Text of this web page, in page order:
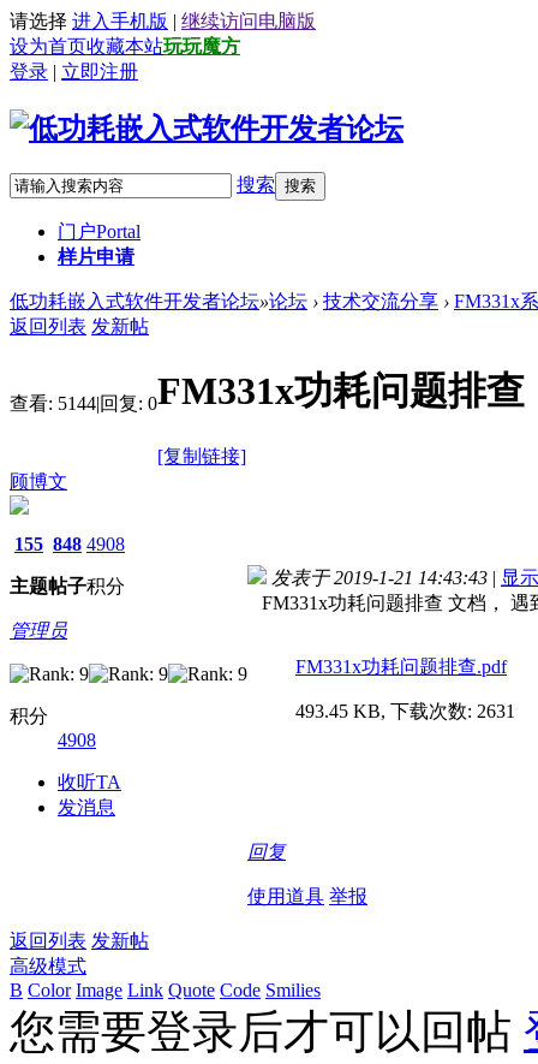
请选择 进入手机版 | 继续访问电脑版
设为首页收藏本站玩玩魔方
登录 | 立即注册
搜索 搜索
门户Portal
样片申请
低功耗嵌入式软件开发者论坛»论坛 › 技术交流分享 › FM331x
返回列表 发新帖
查看: 5144|回复: 0FM331x功耗问题排查
[复制链接]
顾博文
155
主题
848
帖子
4908
积分
管理员
积分
4908
收听TA
发消息
发表于 2019-1-21 14:43:43 | 显
FM331x功耗问题排查 文档， 遇
FM331x功耗问题排查.pdf
493.45 KB, 下载次数: 2631
回复
使用道具 举报
返回列表 发新帖
高级模式
B Color Image Link Quote Code Smilies
您需要登录后才可以回帖